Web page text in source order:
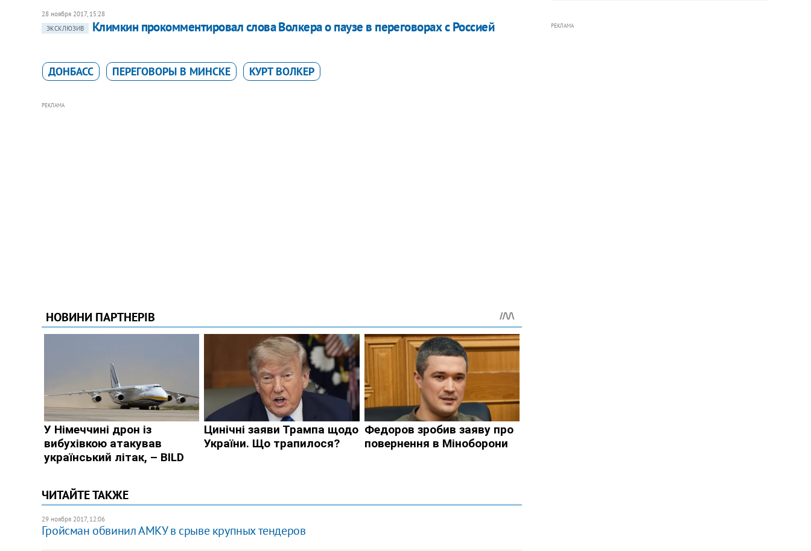
28 ноября 2017, 15:28
ЭКСКЛЮЗИВ
Климкин прокомментировал слова Волкера о паузе в переговорах с Россией
ДОНБАСС ПЕРЕГОВОРЫ В МИНСКЕ КУРТ ВОЛКЕР
РЕКЛАМА
ЧИТАЙТЕ ТАКЖЕ
29 ноября 2017, 12:06
Гройсман обвинил АМКУ в срыве крупных тендеров
РЕКЛАМА